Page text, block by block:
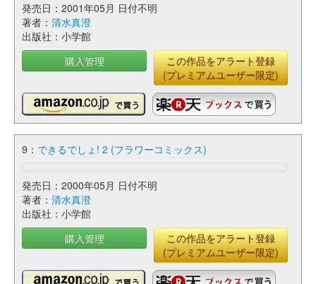
発売日：2001年05月 日付不明
著者： 清水真澄
出版社：小学館
購入管理
この作品をアラート登録
(プレミアムユーザー限定)
9： できるでしょ! 2 (フラワーコミックス)
発売日：2000年05月 日付不明
著者： 清水真澄
出版社：小学館
購入管理
この作品をアラート登録
(プレミアムユーザー限定)